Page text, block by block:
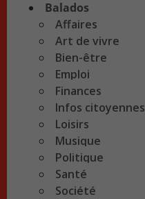
Balados
Affaires
Art de vivre
Bien-être
Emploi
Finances
Infos citoyennes
Loisirs
Musique
Politique
Santé
Société